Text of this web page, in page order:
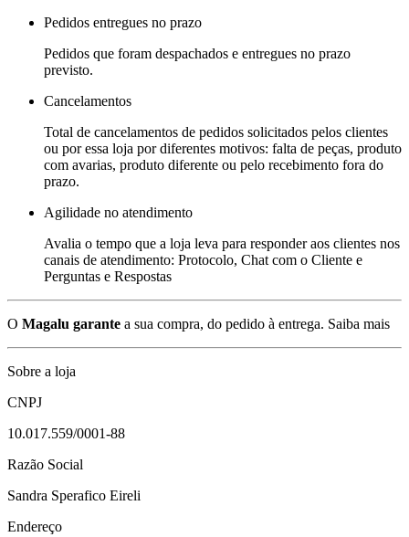
Pedidos entregues no prazo
Pedidos que foram despachados e entregues no prazo
previsto.
Cancelamentos
Total de cancelamentos de pedidos solicitados pelos clientes
ou por essa loja por diferentes motivos: falta de peças, produto
com avarias, produto diferente ou pelo recebimento fora do
prazo.
Agilidade no atendimento
Avalia o tempo que a loja leva para responder aos clientes nos
canais de atendimento: Protocolo, Chat com o Cliente e
Perguntas e Respostas
O Magalu garante a sua compra, do pedido à entrega. Saiba mais
Sobre a loja
CNPJ
10.017.559/0001-88
Razão Social
Sandra Sperafico Eireli
Endereço